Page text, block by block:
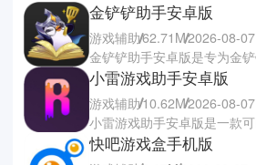
金铲铲助手安卓版
游戏辅助62.71M2026-08-07
小雷游戏助手安卓版
游戏辅助10.62M2026-08-07
快吧游戏盒手机版